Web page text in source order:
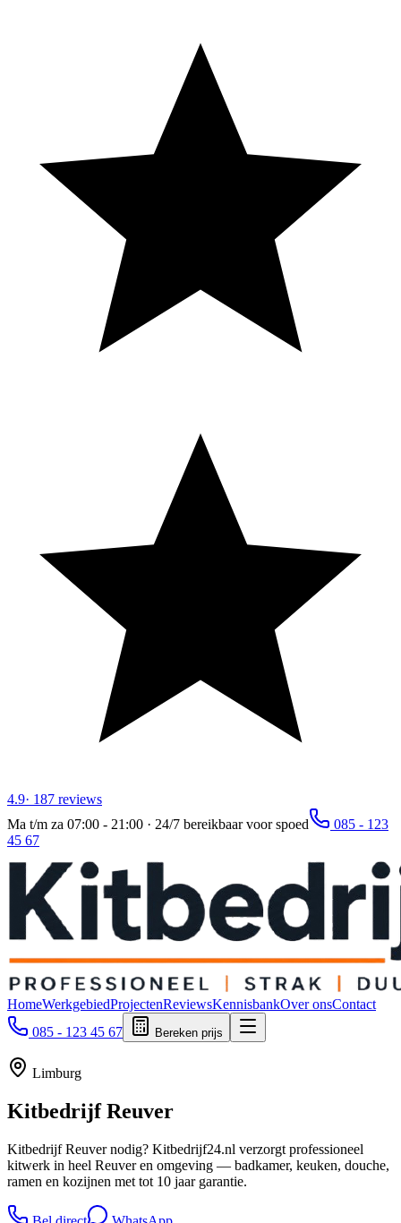
4.9· 187 reviews
Ma t/m za 07:00 - 21:00 · 24/7 bereikbaar voor spoed
085 - 123
45 67
HomeWerkgebiedProjectenReviewsKennisbankOver onsContact
085 - 123 45 67
Bereken prijs
Limburg
KitbedrijfReuver
Kitbedrijf Reuver nodig? Kitbedrijf24.nl verzorgt professioneel
kitwerk in heel Reuver en omgeving — badkamer, keuken, douche,
ramen en kozijnen met tot 10 jaar garantie.